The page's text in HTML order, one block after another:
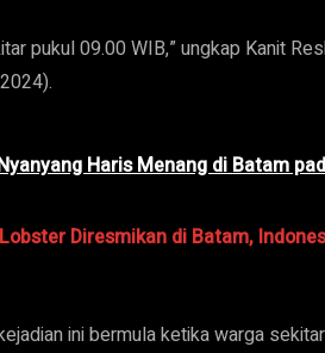
pukul 09.00 WIB,” ungkap Kanit
Haris Menang di Batam
Diresmikan di Batam,
ini bermula ketika warga